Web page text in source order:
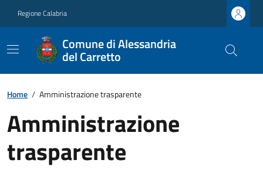
Regione Calabria
Comune di Alessandria
del Carretto
Home / Amministrazione trasparente
Amministrazione
trasparente